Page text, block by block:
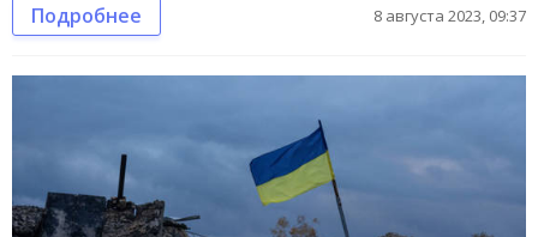
Подробнее 8 августа 2023, 09:37